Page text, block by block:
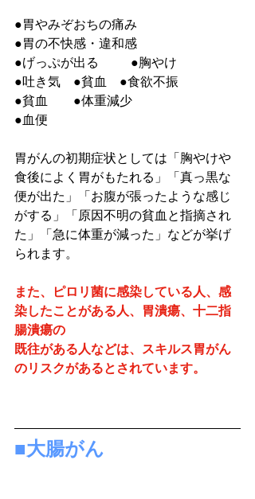
●胃やみぞおちの痛み
●胃の不快感・違和感
●げっぷが出る
●胸やけ
●吐き気　●貧血　●食欲不振
●貧血　　●体重減少
●血便
胃がんの初期症状としては「胸やけや
食後によく胃がもたれる」「真っ黒な
便が出た」「お腹が張ったような感じ
がする」「原因不明の貧血と指摘され
た」「急に体重が減った」などが挙げ
られます。
また、ピロリ菌に感染している人、感
染したことがある人、胃潰瘍、十二指
腸潰瘍の
既往がある人などは、スキルス胃がん
のリスクがあるとされています。
■大腸がん